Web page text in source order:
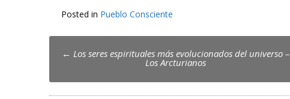
Posted in Pueblo Consciente
Post
← Los seres espirituales más evolucionados del universo –
Los Arcturianos